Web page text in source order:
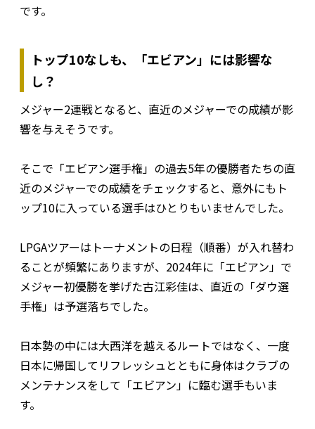
です。
トップ10なしも、「エビアン」には影響な
し？
メジャー2連戦となると、直近のメジャーでの成績が影
響を与えそうです。
そこで「エビアン選手権」の過去5年の優勝者たちの直
近のメジャーでの成績をチェックすると、意外にもト
ップ10に入っている選手はひとりもいませんでした。
LPGAツアーはトーナメントの日程（順番）が入れ替わ
ることが頻繁にありますが、2024年に「エビアン」で
メジャー初優勝を挙げた古江彩佳は、直近の「ダウ選
手権」は予選落ちでした。
日本勢の中には大西洋を越えるルートではなく、一度
日本に帰国してリフレッシュとともに身体はクラブの
メンテナンスをして「エビアン」に臨む選手もいま
す。